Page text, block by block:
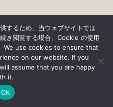
ト広告（Amazonアソ
います。
するため、当ウェブサイトでは
き閲覧する場合、Cookie の使用
We use cookies to ensure that
on our website. If you
assume that you are happy
it.
OK